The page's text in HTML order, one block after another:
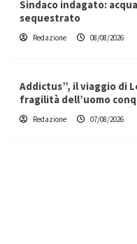
Sindaco indagato:
sequestrato
Redazione 08/08/2026
Addictus”, il viaggio di
fragilità dell’uomo
Redazione 07/08/2026